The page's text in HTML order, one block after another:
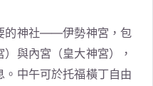
的神社——伊勢神宮，包
與內宮（皇大神宮），
。中午可於托福橫丁自由